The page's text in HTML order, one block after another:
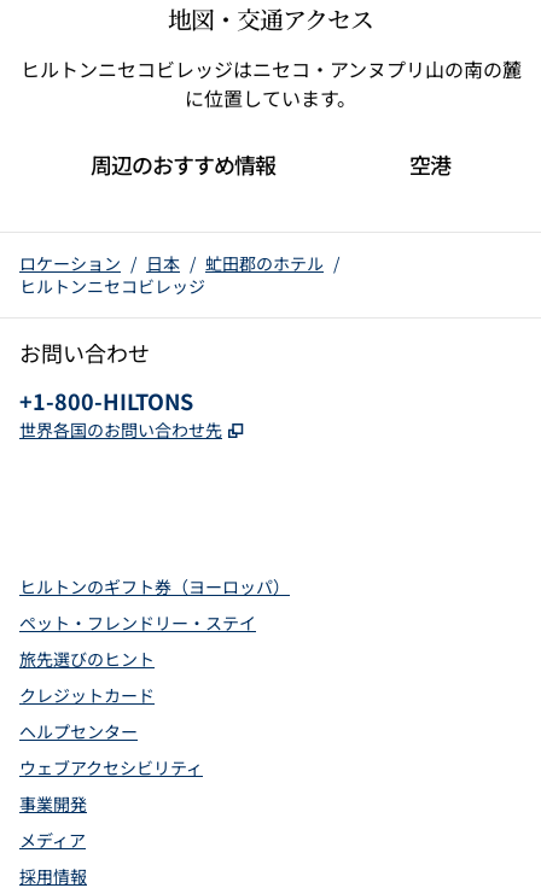
地図・交通アクセス
ヒルトンニセコビレッジはニセコ・アンヌプリ山の南の麓
に位置しています。
周辺のおすすめ情報 空港
ロケーション / 日本 / 虻田郡のホテル /
ヒルトンニセコビレッジ
お問い合わせ
電話：
+1-800-HILTONS
世界各国のお問い合わせ先 ,
ヒルトンのギフト券（ヨーロッパ）
ペット・フレンドリー・ステイ
旅先選びのヒント
クレジットカード
ヘルプセンター
ウェブアクセシビリティ
事業開発
メディア
採用情報